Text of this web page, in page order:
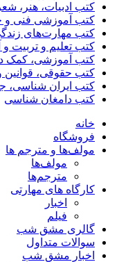
کتب ادبیات، هنر،
کتب آموزشی فنی و
کتب مهارت‌های
کتب تعلیم و تربیت
کتب آموزشی، کمک
کتب حقوقی، قوانین
کتب ایران شناسی،
کتب دامغان شناسی
خانه
فروشگاه
مولف‌ها و مترجم ها
مولف‌ها
مترجم‌ها
کارگاه های مهارتی
اخبار
فیلم
گالری مشق شب
سوالات متداول
اخبار مشق شب